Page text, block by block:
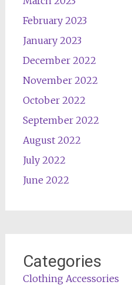
February 2023
January 2023
December 2022
November 2022
October 2022
September 2022
August 2022
July 2022
June 2022
Categories
Clothing Accessories